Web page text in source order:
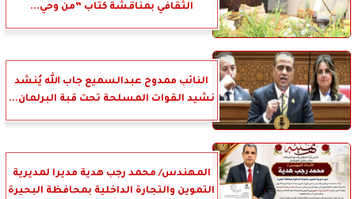
الثقافي بمناقشة كتاب ”من وحي...
النائب ممدوح عبدالسميع جاب الله يُنشد
نشيد القوات المسلحة تحت قبة البرلمان...
المهندس/ محمد رجب هدية مديرا لمديرية
التموين والتجارة الداخلية بمحافظة البحيرة